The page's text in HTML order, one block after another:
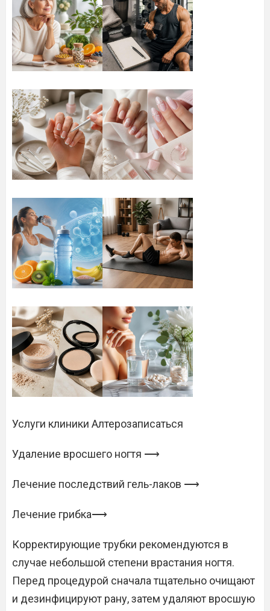
Услуги клиники Алтерозаписаться
Удаление вросшего ногтя ⟶
Лечение последствий гель-лаков ⟶
Лечение грибка⟶
Корректирующие трубки рекомендуются в
случае небольшой степени врастания ногтя.
Перед процедурой сначала тщательно очищают
и дезинфицируют рану, затем удаляют вросшую